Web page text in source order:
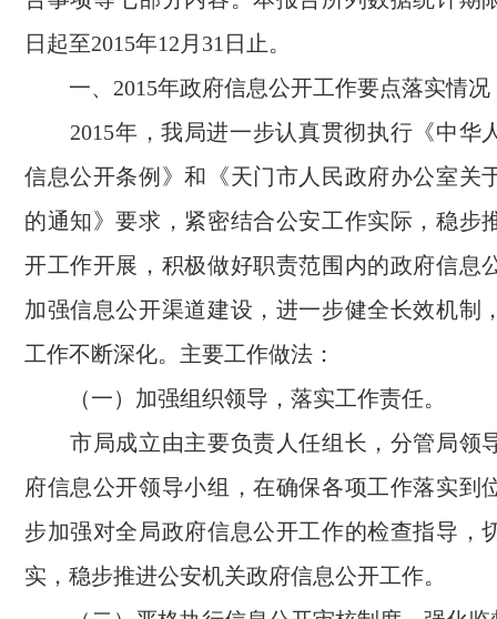
日起至2015年12月31日止。
一、2015年政府信息公开工作要点落实情况
2015年，我局进一步认真贯彻执行《中华
信息公开条例》和《天门市人民政府办公室关
的通知》要求，紧密结合公安工作实际，稳步
开工作开展，积极做好职责范围内的政府信息
加强信息公开渠道建设，进一步健全长效机制
工作不断深化。主要工作做法：
（一）加强组织领导，落实工作责任。
市局成立由主要负责人任组长，分管局领
府信息公开领导小组，在确保各项工作落实到
步加强对全局政府信息公开工作的检查指导，
实，稳步推进公安机关政府信息公开工作。